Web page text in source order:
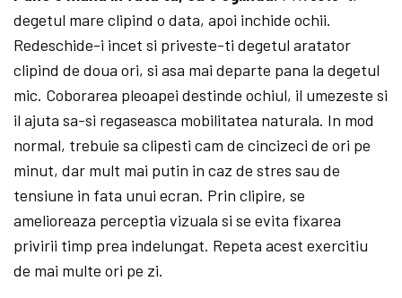
degetul mare clipind o data, apoi inchide ochii.
Redeschide-i incet si priveste-ti degetul aratator
clipind de doua ori, si asa mai departe pana la degetul
mic. Coborarea pleoapei destinde ochiul, il umezeste si
il ajuta sa-si regaseasca mobilitatea naturala. In mod
normal, trebuie sa clipesti cam de cincizeci de ori pe
minut, dar mult mai putin in caz de stres sau de
tensiune in fata unui ecran. Prin clipire, se
amelioreaza perceptia vizuala si se evita fixarea
privirii timp prea indelungat. Repeta acest exercitiu
de mai multe ori pe zi.